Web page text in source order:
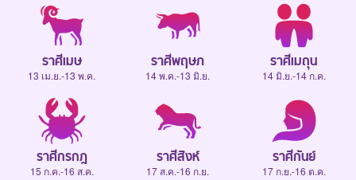
ราศีเมษ
13 เม.ย.-13 พ.ค.
ราศีพฤษภ
14 พ.ค.-13 มิ.ย.
ราศีเมถุน
14 มิ.ย.-14 ก.ค.
ราศีกรกฎ
15 ก.ค.-16 ส.ค.
ราศีสิงห์
17 ส.ค.-16 ก.ย.
ราศีกันย์
17 ก.ย.-16 ต.ค.